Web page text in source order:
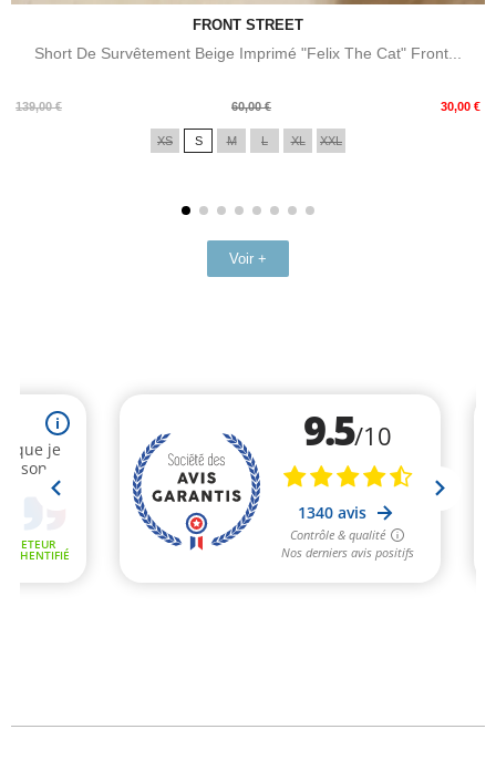
FRONT STREET
Short De Survêtement Beige Imprimé "Felix The Cat" Front...
139,00 €
Prix
60,00 € 30,00 €
Prix
XS S M L XL XXL
Voir +